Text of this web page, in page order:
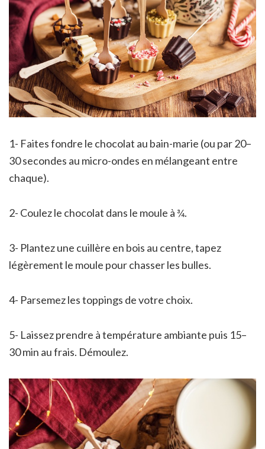
1- Faites fondre le chocolat au bain-marie (ou par 20–
30 secondes au micro-ondes en mélangeant entre
chaque).
2- Coulez le chocolat dans le moule à ¾.
3- Plantez une cuillère en bois au centre, tapez
légèrement le moule pour chasser les bulles.
4- Parsemez les toppings de votre choix.
5- Laissez prendre à température ambiante puis 15–
30 min au frais. Démoulez.